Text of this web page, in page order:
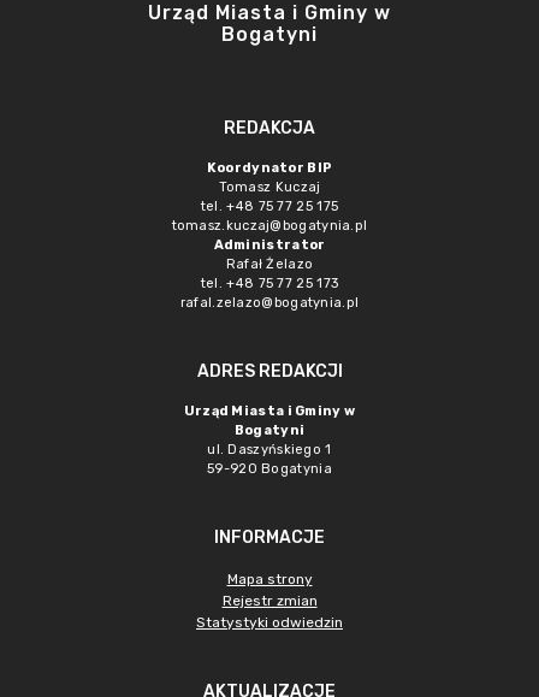
Urząd Miasta i Gminy w
Bogatyni
REDAKCJA
Koordynator BIP
Tomasz Kuczaj
tel. +48 75 77 25 175
tomasz.kuczaj@bogatynia.pl
Administrator
Rafał Żelazo
tel. +48 75 77 25 173
rafal.zelazo@bogatynia.pl
ADRES REDAKCJI
Urząd Miasta i Gminy w
Bogatyni
ul. Daszyńskiego 1
59-920 Bogatynia
INFORMACJE
Mapa strony
Rejestr zmian
Statystyki odwiedzin
AKTUALIZACJE